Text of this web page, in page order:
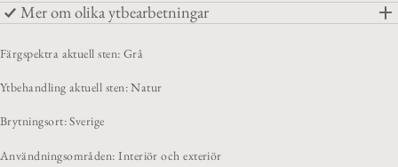
Mer om olika ytbearbetningar
Färgspektra aktuell sten: Grå
Ytbehandling aktuell sten: Natur
Brytningsort: Sverige
Användningsområden: Interiör och exteriör